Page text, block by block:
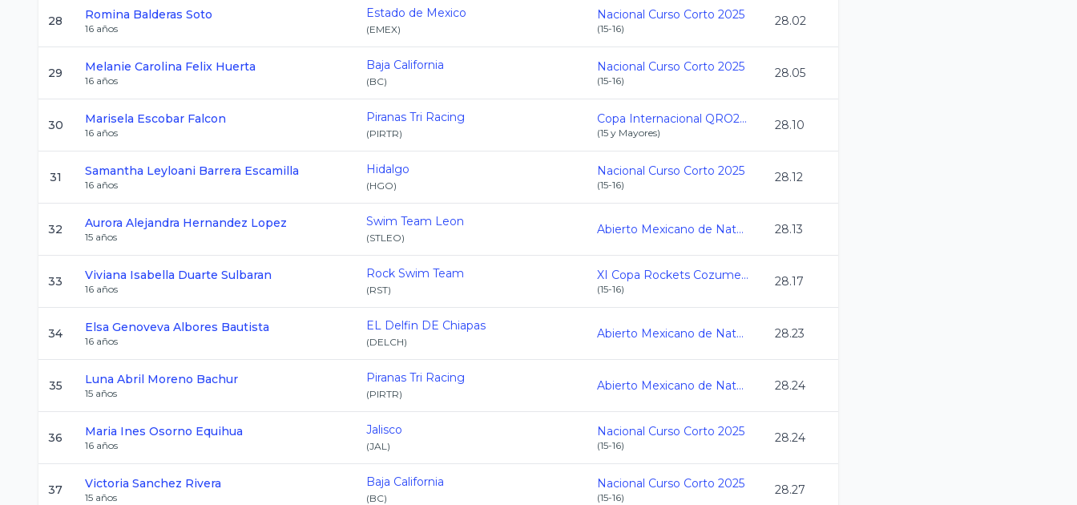
28 Romina Balderas Soto
16 años
Estado de Mexico
(EMEX)
Nacional Curso Corto 2025
(15-16)
28.02
29 Melanie Carolina Felix Huerta
16 años
Baja California
(BC)
Nacional Curso Corto 2025
(15-16)
28.05
30 Marisela Escobar Falcon
16 años
Piranas Tri Racing
(PIRTR)
Copa Internacional QRO2025 CC
(15 y Mayores)
28.10
31 Samantha Leyloani Barrera Escamilla
16 años
Hidalgo
(HGO)
Nacional Curso Corto 2025
(15-16)
28.12
32 Aurora Alejandra Hernandez Lopez
15 años
Swim Team Leon
(STLEO)
Abierto Mexicano de Natacion 2025 28.13
33 Viviana Isabella Duarte Sulbaran
16 años
Rock Swim Team
(RST)
XI Copa Rockets Cozumel 2025
(15-16)
28.17
34 Elsa Genoveva Albores Bautista
16 años
EL Delfin DE Chiapas
(DELCH)
Abierto Mexicano de Natacion 2025 28.23
35 Luna Abril Moreno Bachur
15 años
Piranas Tri Racing
(PIRTR)
Abierto Mexicano de Natacion 2025 28.24
36 Maria Ines Osorno Equihua
16 años
Jalisco
(JAL)
Nacional Curso Corto 2025
(15-16)
28.24
37 Victoria Sanchez Rivera
15 años
Baja California
(BC)
Nacional Curso Corto 2025
(15-16)
28.27